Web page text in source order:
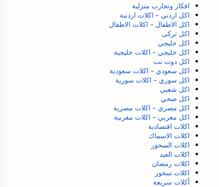
افكار وتجارب منزلية
اكل اردني – اكلات اردنية
اكل الاطفال – اكلات الاطفال
اكل تركى
اكل خليجي
اكل خليجي – اكلات خليجية
اكل دوت نت
اكل سعودي – اكلات سعودية
اكل سوري – اكلات سورية
اكل شعبي
اكل صحي
اكل مصري – اكلات مصرية
اكل مغربي – اكلات مغربية
اكلات اقتصادية
اكلات الاسماك
اكلات السحور
اكلات العيد
اكلات رمضان
اكلات سحور
أكلات سريعة